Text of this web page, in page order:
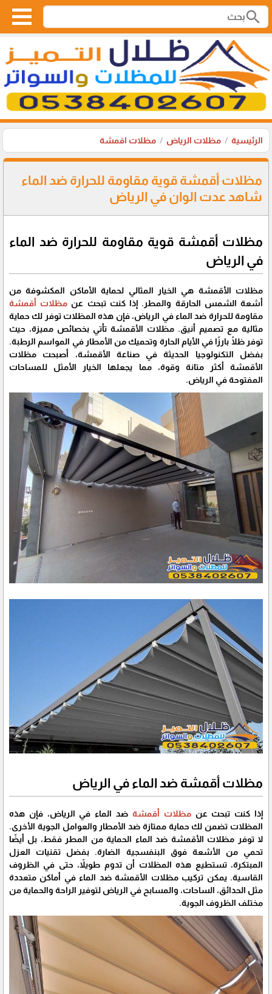
search
الرئيسية مظلات الرياض مظلات اقمشة
مظلات أقمشة قوية مقاومة للحرارة ضد الماء
شاهد عدت الوان في الرياض
مظلات أقمشة قوية مقاومة للحرارة ضد الماء
في الرياض
مظلات الأقمشة هي الخيار المثالي لحماية الأماكن المكشوفة من
أشعة الشمس الحارقة والمطر. إذا كنت تبحث عنمظلات أقمشة
مقاومة للحرارة ضد الماء في الرياض، فإن هذه المظلات توفر لك حماية
مثالية مع تصميم أنيق. مظلات الأقمشة تأتي بخصائص مميزة، حيث
توفر ظلًا بارزًا في الأيام الحارة وتحميك من الأمطار في المواسم الرطبة.
بفضل التكنولوجيا الحديثة في صناعة الأقمشة، أصبحت مظلات
الأقمشة أكثر متانة وقوة، مما يجعلها الخيار الأمثل للمساحات
المفتوحة في الرياض.
مظلات أقمشة ضد الماء في الرياض
إذا كنت تبحث عنمظلات أقمشة ضد الماء في الرياض، فإن هذه
المظلات تضمن لك حماية ممتازة ضد الأمطار والعوامل الجوية الأخرى.
لا توفر مظلات الأقمشة ضد الماء الحماية من المطر فقط، بل أيضًا
تحمي من الأشعة فوق البنفسجية الضارة. بفضل تقنيات العزل
المبتكرة، تستطيع هذه المظلات أن تدوم طويلاً، حتى في الظروف
القاسية. يمكن تركيب مظلات الأقمشة ضد الماء في أماكن متعددة
مثل الحدائق، الساحات، والمسابح في الرياض لتوفير الراحة والحماية من
مختلف الظروف الجوية.